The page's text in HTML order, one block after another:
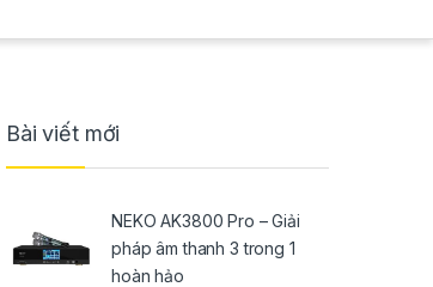
Bài viết mới
NEKO AK3800 Pro – Giải
pháp âm thanh 3 trong 1
hoàn hảo